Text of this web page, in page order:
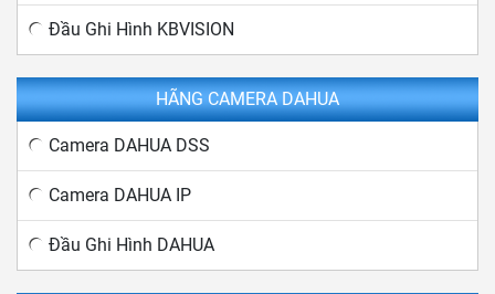
Đầu Ghi Hình KBVISION
HÃNG CAMERA DAHUA
Camera DAHUA DSS
Camera DAHUA IP
Đầu Ghi Hình DAHUA